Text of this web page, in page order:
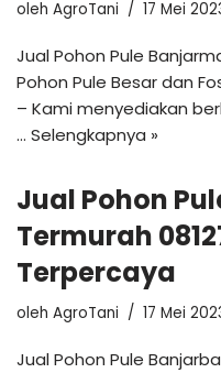
oleh AgroTani 17 Mei
Jual Pohon Pule
Pohon Pule Besar dan
– Kami menyediakan
… Selengkapnya »
Jual Pohon
Termurah
Terpercaya
oleh AgroTani 17 Mei
Jual Pohon Pule